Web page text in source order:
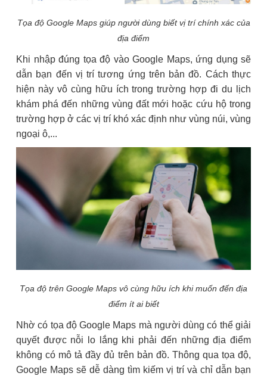
Tọa độ Google Maps giúp người dùng biết vị trí chính xác của
địa điểm
Khi nhập đúng tọa độ vào Google Maps, ứng dụng sẽ
dẫn bạn đến vị trí tương ứng trên bản đồ. Cách thực
hiện này vô cùng hữu ích trong trường hợp đi du lịch
khám phá đến những vùng đất mới hoặc cứu hộ trong
trường hợp ở các vị trí khó xác định như vùng núi, vùng
ngoại ô,...
Tọa độ trên Google Maps vô cùng hữu ích khi muốn đến địa
điểm ít ai biết
Nhờ có tọa độ Google Maps mà người dùng có thể giải
quyết được nỗi lo lắng khi phải đến những địa điểm
không có mô tả đầy đủ trên bản đồ. Thông qua tọa độ,
Google Maps sẽ dễ dàng tìm kiếm vị trí và chỉ dẫn bạn